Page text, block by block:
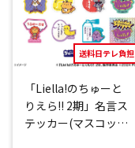
送料日テレ負担
「Liella!のちゅーと
りえら!! 2期」名言ス
テッカー(マスコット